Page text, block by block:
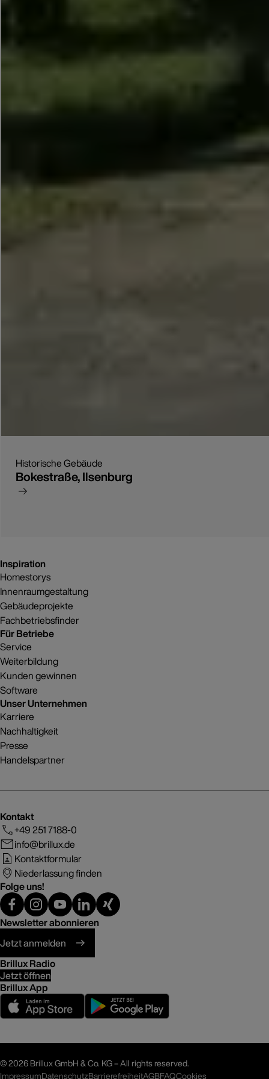
Historische Gebäude
Bokestraße, Ilsenburg
Inspiration
Homestorys
Innenraumgestaltung
Gebäudeprojekte
Fachbetriebsfinder
Für Betriebe
Service
Weiterbildung
Kunden gewinnen
Software
Unser Unternehmen
Karriere
Nachhaltigkeit
Presse
Handelspartner
Kontakt
+49 251 7188-0
info@brillux.de
Kontaktformular
Niederlassung finden
Folge uns!
Newsletter abonnieren
Jetzt anmelden
Brillux Radio
Jetzt öffnen
Brillux App
©2026 Brillux GmbH & Co. KG – All rights reserved.
ImpressumDatenschutzBarrierefreiheitAGBFAQCookies